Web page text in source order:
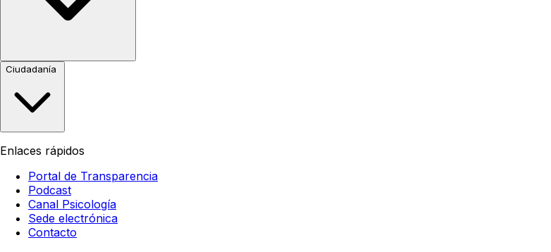
Ciudadanía
Enlaces rápidos
Portal de Transparencia
Podcast
Canal Psicología
Sede electrónica
Contacto